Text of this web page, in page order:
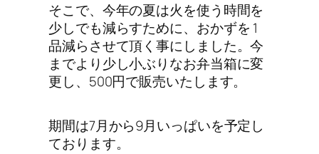
そこで、今年の夏は火を使う時間を
少しでも減らすために、おかずを 1
品減らさせて頂く事にしました。今
までより少し小ぶりなお弁当箱に変
更し、500円で販売いたします。
期間は7月から9月いっぱいを予定し
ております。